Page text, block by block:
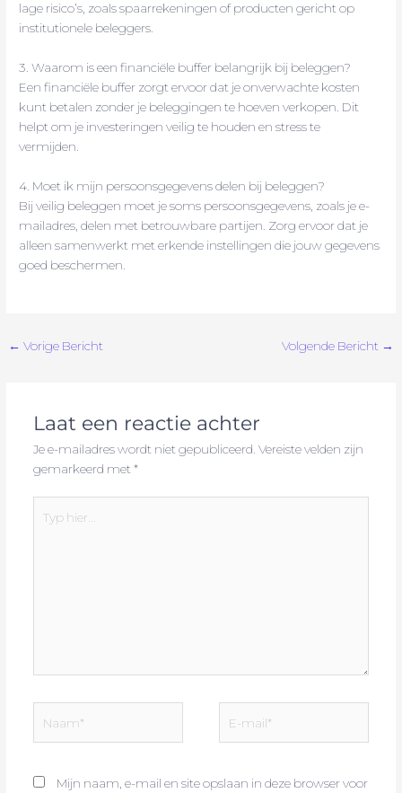
lage risico’s, zoals spaarrekeningen of producten gericht op
institutionele beleggers.
3. Waarom is een financiële buffer belangrijk bij beleggen?
Een financiële buffer zorgt ervoor dat je onverwachte kosten
kunt betalen zonder je beleggingen te hoeven verkopen. Dit
helpt om je investeringen veilig te houden en stress te
vermijden.
4. Moet ik mijn persoonsgegevens delen bij beleggen?
Bij veilig beleggen moet je soms persoonsgegevens, zoals je e-
mailadres, delen met betrouwbare partijen. Zorg ervoor dat je
alleen samenwerkt met erkende instellingen die jouw gegevens
goed beschermen.
← Vorige Bericht Volgende Bericht →
Laat een reactie achter
Je e-mailadres wordt niet gepubliceerd. Vereiste velden zijn
gemarkeerd met *
hier...
mail*
Mijn naam, e-mail en site opslaan in deze browser voor